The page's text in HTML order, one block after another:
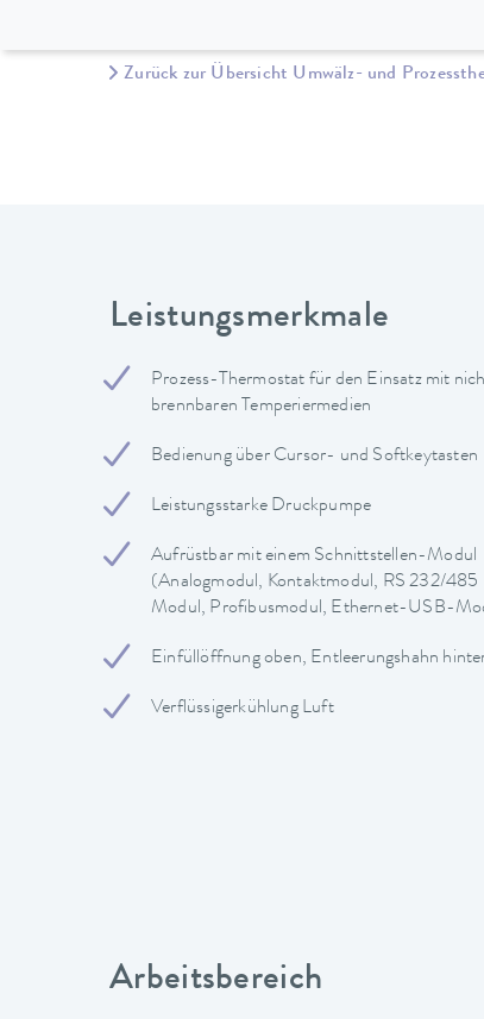
Zurück zur Übersicht Umwälz- und
Leistungsmerkmale
Prozess-Thermostat für den Einsatz mit
brennbaren Temperiermedien
Bedienung über Cursor- und Softkeytasten
Leistungsstarke Druckpumpe
Aufrüstbar mit einem Schnittstellen-Modul
(Analogmodul, Kontaktmodul, RS 232/485
Modul, Profibusmodul, Ethernet-USB-
Einfüllöffnung oben, Entleerungshahn
Verflüssigerkühlung Luft
Arbeitsbereich